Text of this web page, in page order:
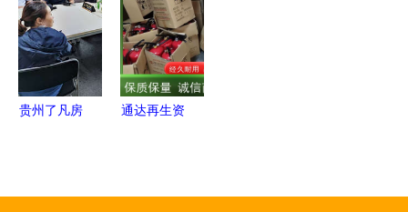
息咨询服务
供应商
值的完美融
合
贵州了凡房
通达再生资